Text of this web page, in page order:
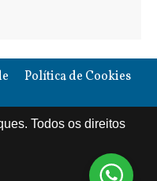
Política de Cookies
Todos os direitos